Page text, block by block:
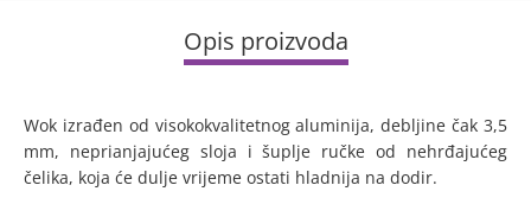
Opis proizvoda
Wok izrađen od visokokvalitetnog aluminija, debljine čak 3,5
mm, neprianjajućeg sloja i šuplje ručke od nehrđajućeg
čelika, koja će dulje vrijeme ostati hladnija na dodir.